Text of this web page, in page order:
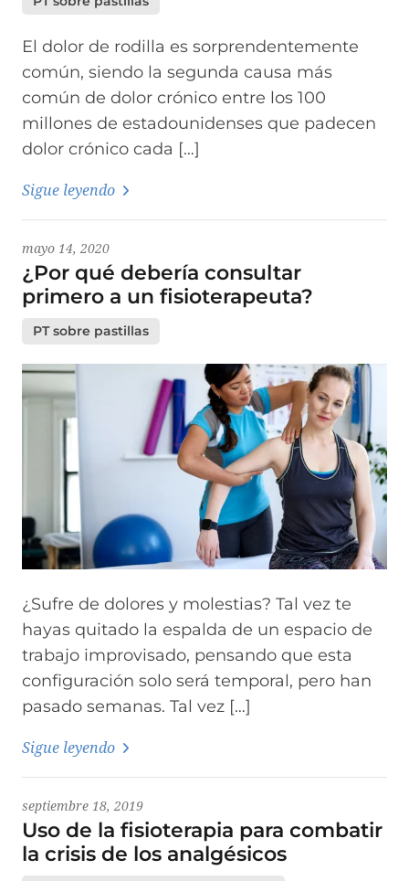
El dolor de rodilla es sorprendentemente
común, siendo la segunda causa más
común de dolor crónico entre los 100
millones de estadounidenses que padecen
dolor crónico cada […]
Sigue leyendo
mayo 14, 2020
¿Por qué debería consultar
primero a un fisioterapeuta?
PT sobre pastillas
¿Sufre de dolores y molestias? Tal vez te
hayas quitado la espalda de un espacio de
trabajo improvisado, pensando que esta
configuración solo será temporal, pero han
pasado semanas. Tal vez […]
Sigue leyendo
septiembre 18, 2019
Uso de la fisioterapia para combatir
la crisis de los analgésicos